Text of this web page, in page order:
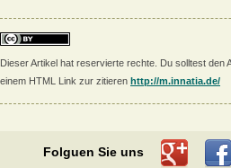
Dieser Artikel hat reservierte rechte. Du solltest den
einem HTML Link zur zitieren http://m.innatia.de/
Folguen Sie uns